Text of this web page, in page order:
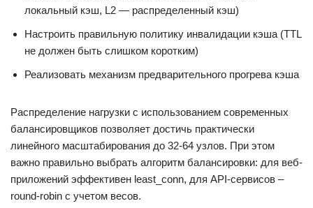
локальный кэш, L2 — распределенный кэш)
Настроить правильную политику инвалидации кэша (TTL
не должен быть слишком коротким)
Реализовать механизм предварительного прогрева кэша
Распределение нагрузки с использованием современных
балансировщиков позволяет достичь практически
линейного масштабирования до 32-64 узлов. При этом
важно правильно выбрать алгоритм балансировки: для веб-
приложений эффективен least_conn, для API-сервисов –
round-robin с учетом весов.